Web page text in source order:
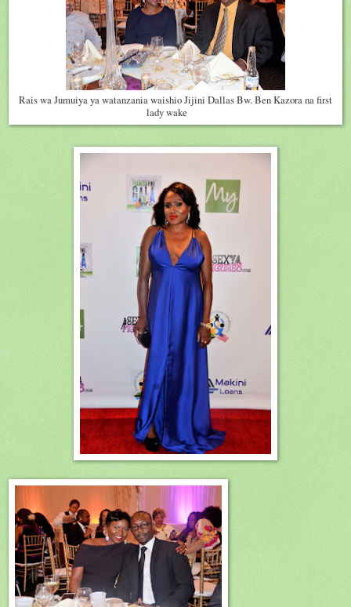
Rais wa Jumuiya ya watanzania waishio Jijini Dallas Bw. Ben Kazora na first
lady wake